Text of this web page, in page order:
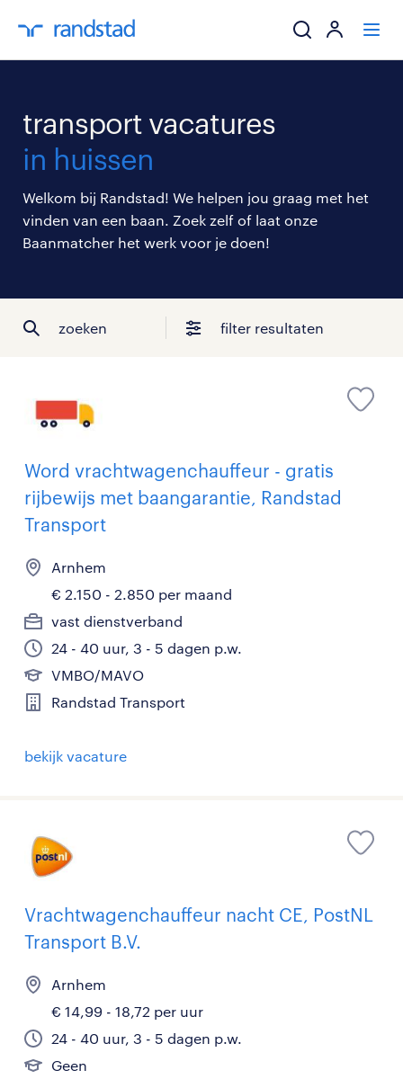
mijn carrière
over randstad
transport vacatures
in huissen
Welkom bij Randstad! We helpen jou graag met het
vinden van een baan. Zoek zelf of laat onze
Baanmatcher het werk voor je doen!
zoeken filter resultaten
Word vrachtwagenchauffeur - gratis
rijbewijs met baangarantie, Randstad
Transport
Arnhem
€ 2.150 - 2.850 per maand
vast dienstverband
24 - 40 uur, 3 - 5 dagen p.w.
VMBO/MAVO
Randstad Transport
bekijk vacature
Vrachtwagenchauffeur nacht CE, PostNL
Transport B.V.
Arnhem
€ 14,99 - 18,72 per uur
24 - 40 uur, 3 - 5 dagen p.w.
Geen